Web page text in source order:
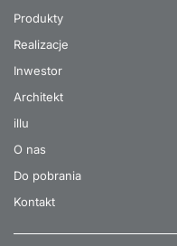
Produkty
Realizacje
Inwestor
Architekt
illu
O nas
Do pobrania
Kontakt